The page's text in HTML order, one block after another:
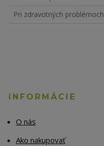
Pri zdravotných problémoch
INFORMÁCIE
O nás
Ako nakupovať